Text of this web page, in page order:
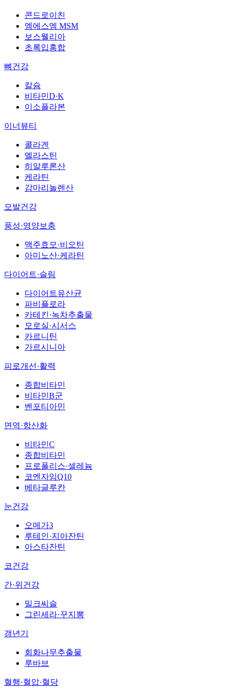
콘드로이친
엠에스엠 MSM
보스웰리아
초록입홍합
뼈건강
칼슘
비타민D·K
이소플라본
이너뷰티
콜라겐
엘라스틴
히알루론산
케라틴
감마리놀렌산
모발건강
풍성·영양보충
맥주효모·비오틴
아미노산·케라틴
다이어트·슬림
다이어트유산균
파비플로라
카테킨·녹차추출물
모로실·시서스
카르니틴
가르시니아
피로개선·활력
종합비타민
비타민B군
벤포티아민
면역·항산화
비타민C
종합비타민
프로폴리스·셀레늄
코엔자임Q10
베타글루칸
눈건강
오메가3
루테인·지아잔틴
아스타잔틴
코건강
간·위건강
밀크씨슬
그린세라·꾸지뽕
갱년기
회화나무추출물
루바브
혈행·혈압·혈당